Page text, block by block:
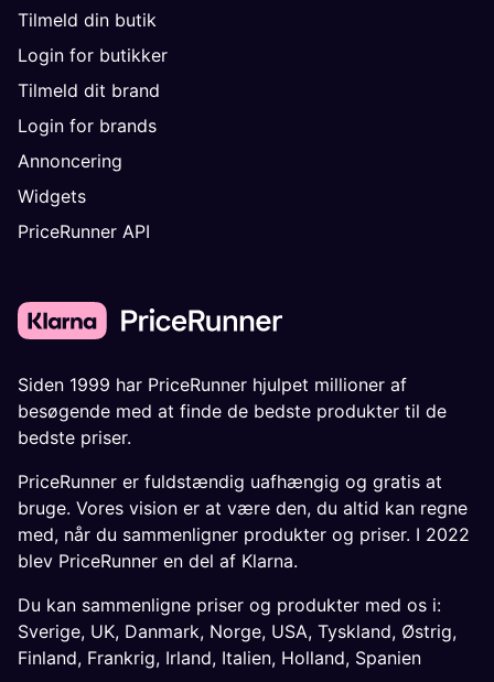
Tilmeld din butik
Login for butikker
Tilmeld dit brand
Login for brands
Annoncering
Widgets
PriceRunner API
Siden 1999 har PriceRunner hjulpet millioner af
besøgende med at finde de bedste produkter til de
bedste priser.
PriceRunner er fuldstændig uafhængig og gratis at
bruge. Vores vision er at være den, du altid kan regne
med, når du sammenligner produkter og priser. I 2022
blev PriceRunner en del af Klarna.
Du kan sammenligne priser og produkter med os i:
Sverige, UK, Danmark, Norge, USA, Tyskland, Østrig,
Finland, Frankrig, Irland, Italien, Holland, Spanien